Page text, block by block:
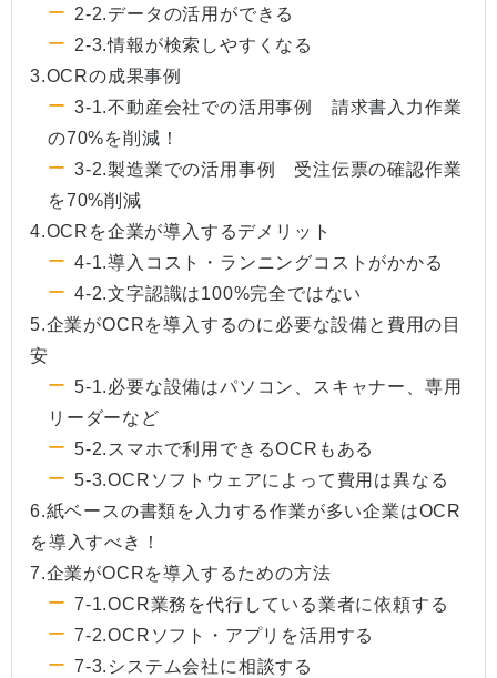
2-2.データの活用ができる
2-3.情報が検索しやすくなる
3.OCRの成果事例
3-1.不動産会社での活用事例 請求書入力作業
の70%を削減！
3-2.製造業での活用事例 受注伝票の確認作業
を70%削減
4.OCRを企業が導入するデメリット
4-1.導入コスト・ランニングコストがかかる
4-2.文字認識は100%完全ではない
5.企業がOCRを導入するのに必要な設備と費用の目
安
5-1.必要な設備はパソコン、スキャナー、専用
リーダーなど
5-2.スマホで利用できるOCRもある
5-3.OCRソフトウェアによって費用は異なる
6.紙ベースの書類を入力する作業が多い企業はOCR
を導入すべき！
7.企業がOCRを導入するための方法
7-1.OCR業務を代行している業者に依頼する
7-2.OCRソフト・アプリを活用する
7-3.システム会社に相談する